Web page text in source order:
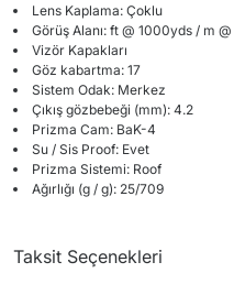
Lens Kaplama: Çoklu
Görüş Alanı: ft @ 1000yds / m @
Vizör Kapakları
Göz kabartma: 17
Sistem Odak: Merkez
Çıkış gözbebeği (mm): 4.2
Prizma Cam: BaK-4
Su / Sis Proof: Evet
Prizma Sistemi: Roof
Ağırlığı (g / g): 25/709
Taksit Seçenekleri